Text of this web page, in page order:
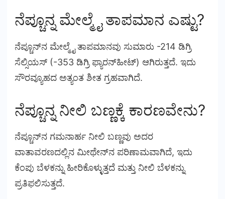
ನೆಪ್ಚೂನ್ನ ಮೇಲ್ಮೈ ತಾಪಮಾನ ಎಷ್ಟು?
ನೆಪ್ಚೂನ್‌ನ ಮೇಲ್ಮೈ ತಾಪಮಾನವು ಸುಮಾರು -214 ಡಿಗ್ರಿ
ಸೆಲ್ಸಿಯಸ್ (-353 ಡಿಗ್ರಿ ಫ್ಯಾರನ್‌ಹೀಟ್) ಆಗಿರುತ್ತದೆ. ಇದು
ಸೌರವ್ಯೂಹದ ಅತ್ಯಂತ ಶೀತ ಗ್ರಹವಾಗಿದೆ.
ನೆಪ್ಚೂನ್ನ ನೀಲಿ ಬಣ್ಣಕ್ಕೆ ಕಾರಣವೇನು?
ನೆಪ್ಚೂನ್‌ನ ಗಮನಾರ್ಹ ನೀಲಿ ಬಣ್ಣವು ಅದರ
ವಾತಾವರಣದಲ್ಲಿನ ಮೀಥೇನ್‌ನ ಪರಿಣಾಮವಾಗಿದೆ, ಇದು
ಕೆಂಪು ಬೆಳಕನ್ನು ಹೀರಿಕೊಳ್ಳುತ್ತದೆ ಮತ್ತು ನೀಲಿ ಬೆಳಕನ್ನು
ಪ್ರತಿಫಲಿಸುತ್ತದೆ.